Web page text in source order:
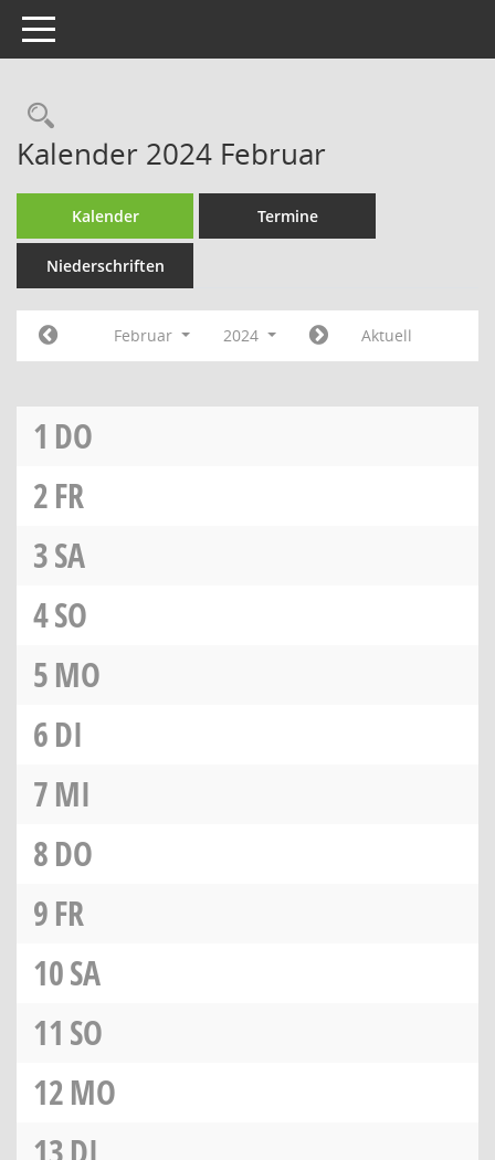
Toggle navigation
Rechercheauswahl
Kalender 2024 Februar
Kalender Termine
Niederschriften
Februar 2024 Aktuell
1 DO
2FR
3SA
4SO
5MO
6DI
7MI
8DO
9FR
10SA
11 SO
12MO